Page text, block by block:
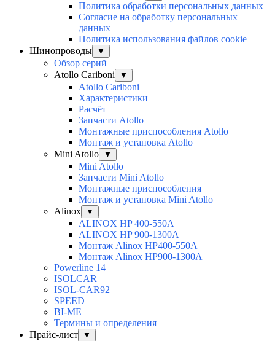
Политика обработки персональных данных
Согласие на обработку персональных
данных
Политика использования файлов cookie
Шинопроводы
▼
Обзор серий
Atollo Cariboni
▼
Atollo Cariboni
Характеристики
Расчёт
Запчасти Atollo
Монтажные приспособления Atollo
Монтаж и установка Atollo
Mini Atollo
▼
Mini Atollo
Запчасти Mini Atollo
Монтажные приспособления
Монтаж и установка Mini Atollo
Alinox
▼
ALINOX HP 400-550A
ALINOX HP 900-1300A
Монтаж Alinox HP400-550A
Монтаж Alinox HP900-1300A
Powerline 14
ISOLCAR
ISOL-CAR92
SPEED
BI-ME
Термины и определения
Прайс-лист
▼